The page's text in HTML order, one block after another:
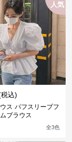
人気
込)
ス パフスリーブフ
ブラウス
全3色